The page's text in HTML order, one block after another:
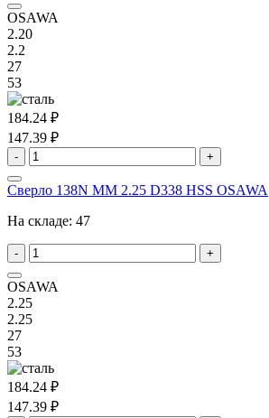
OSAWA
2.20
2.2
27
53
184.24 ₽
147.39 ₽
- +
Сверло 138N MM 2.25 D338 HSS OSAWA
На складе: 47
- +
OSAWA
2.25
2.25
27
53
184.24 ₽
147.39 ₽